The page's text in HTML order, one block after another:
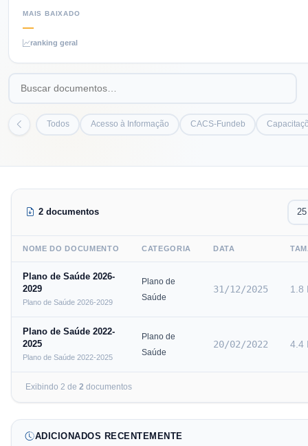
MAIS BAIXADO
—
ranking geral
Todos Acesso à Informação CACS-Fundeb
2 documentos
NOME DO DOCUMENTO CATEGORIA DATA
Plano de Saúde 2026-
2029
Plano de Saúde 2026-2029
Plano de
Saúde
31/12/2025 1.8
Plano de Saúde 2022-
2025
Plano de Saúde 2022-2025
Plano de
Saúde
20/02/2022 4.4
Exibindo 2 de 2 documentos
ADICIONADOS RECENTEMENTE